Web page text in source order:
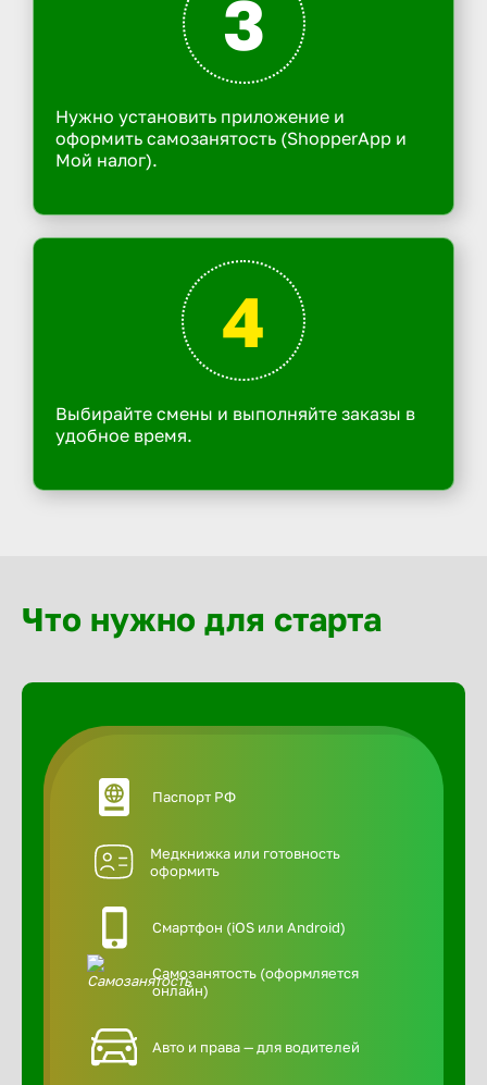
3
Нужно установить приложение и
оформить самозанятость (ShopperApp и
Мой налог).
4
Выбирайте смены и выполняйте заказы в
удобное время.
Что нужно для старта
Паспорт РФ
Медкнижка или готовность
оформить
Смартфон (iOS или Android)
Самозанятость (оформляется
онлайн)
Авто и права — для водителей